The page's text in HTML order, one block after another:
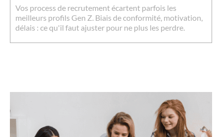
Vos process de recrutement écartent parfois les
meilleurs profils Gen Z. Biais de conformité, motivation,
délais : ce qu'il faut ajuster pour ne plus les perdre.